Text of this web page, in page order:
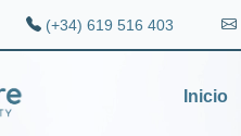
(+34) 619 516 403
Inicio